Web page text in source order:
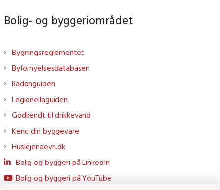
Bolig- og byggeriområdet
Bygningsreglementet
Byfornyelsesdatabasen
Radonguiden
Legionellaguiden
Godkendt til drikkevand
Kend din byggevare
Huslejenaevn.dk
Bolig og byggeri på LinkedIn
Bolig og byggeri på YouTube